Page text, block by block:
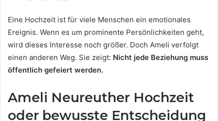
Eine Hochzeit ist für viele Menschen ein emotionales
Ereignis. Wenn es um prominente Persönlichkeiten geht,
wird dieses Interesse noch größer. Doch Ameli verfolgt
einen anderen Weg. Sie zeigt: Nicht jede Beziehung muss
öffentlich gefeiert werden.
Ameli Neureuther Hochzeit
oder bewusste Entscheidung